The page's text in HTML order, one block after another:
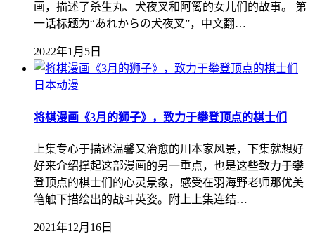
画，描述了杀生丸、犬夜叉和阿篱的女儿们的故事。 第
一话标题为“あれからの犬夜叉”，中文翻…
2022年1月5日
日本动漫
将棋漫画《3月的狮子》，致力于攀登顶点的棋士们
上集专心于描述温馨又治愈的川本家风景，下集就想好
好来介绍撑起这部漫画的另一重点，也是这些致力于攀
登顶点的棋士们的心灵景象，感受在羽海野老师那优美
笔触下描绘出的战斗英姿。附上上集连结…
2021年12月16日